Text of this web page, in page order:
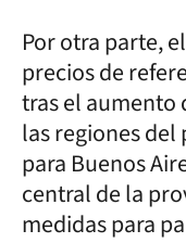
Por otra parte,
precios de
tras el aumento
las regiones del
para Buenos
central de la
medidas para